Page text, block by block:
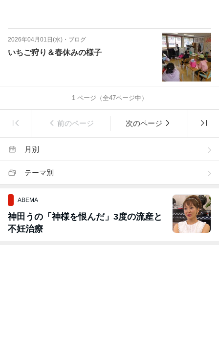
2026年04月01日(水) ・ ブログ
いちご狩り＆春休みの様子
1ページ（全47ページ中）
前のページ 次のページ
月別
テーマ別
ABEMA
神田うの「神様を恨んだ」3度の流産と
不妊治療